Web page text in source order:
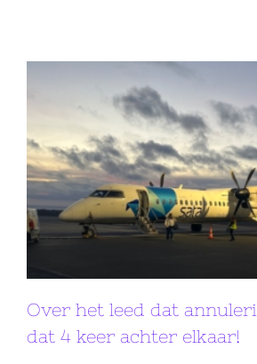
Over het leed dat
dat 4 keer achter elkaar!